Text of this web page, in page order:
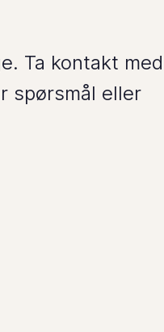
Ta kontakt med
spørsmål eller